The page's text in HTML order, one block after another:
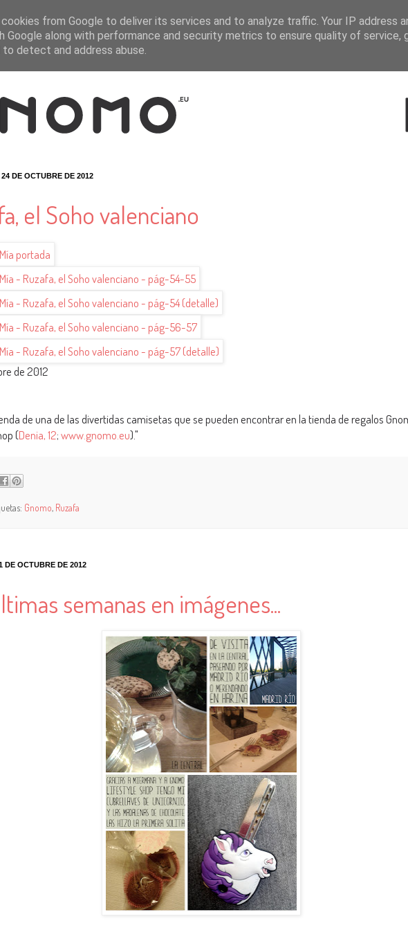
DE OCTUBRE DE 2012
el Soho valenciano
de 2012
de una de las divertidas camisetas que se pueden encontrar en la tienda de regalos
(Denia, 12;www.gnomo.eu)."
Gnomo, Ruzafa
DE OCTUBRE DE 2012
semanas en imágenes...
from Google to deliver its services and to analyze traffic. Your IP address
Google along with performance and security metrics to ensure quality of service,
detect and address abuse.